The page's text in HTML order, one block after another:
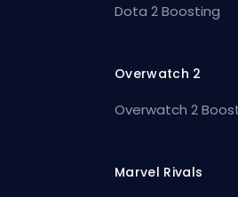
Dota 2 Boosting
Overwatch 2
Overwatch 2
Marvel Rivals